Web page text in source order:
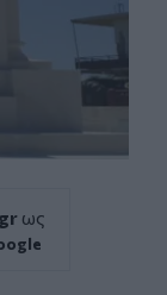
ως